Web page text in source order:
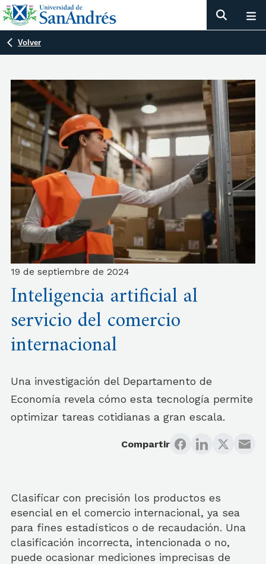
Volver
19 de septiembre de 2024
Inteligencia artificial al
servicio del comercio
internacional
Una investigación del Departamento de
Economía revela cómo esta tecnología permite
optimizar tareas cotidianas a gran escala.
Compartir
Clasificar con precisión los productos es
esencial en el comercio internacional, ya sea
para fines estadísticos o de recaudación. Una
clasificación incorrecta, intencionada o no,
puede ocasionar mediciones imprecisas de